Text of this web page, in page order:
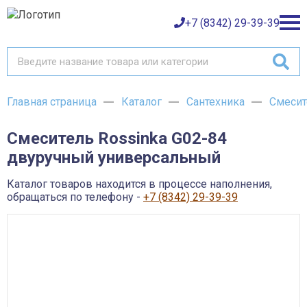
+7 (8342) 29-39-39
Каталог товаров
Баки и емкости АНИОН
Газовое оборудование
Детали трубопроводов и уплотнения
Запорная и регулирующая арматура
Инструмент
О компании
Оплата
Доставка
Главная страница Каталог Сантехника
Смеситель Rossinka G02-84
двуручный универсальный
Каталог товаров находится в процессе наполнения,
обращаться по телефону - +7 (8342) 29-39-39